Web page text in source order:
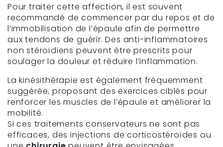
Pour traiter cette affection, il est souvent
recommandé de commencer par du repos et de
l’immobilisation de l’épaule afin de permettre
aux tendons de guérir. Des anti-inflammatoires
non stéroïdiens peuvent être prescrits pour
soulager la douleur et réduire l’inflammation.
La kinésithérapie est également fréquemment
suggérée, proposant des exercices ciblés pour
renforcer les muscles de l’épaule et améliorer la
mobilité.
Si ces traitements conservateurs ne sont pas
efficaces, des injections de corticostéroïdes ou